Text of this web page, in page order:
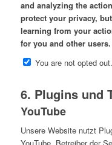
and analyzing the
protect your privacy,
learning from your
for you and other users.
You are not opted
6. Plugins und
YouTube
Unsere Website nutzt
YouTube. Betreiber der